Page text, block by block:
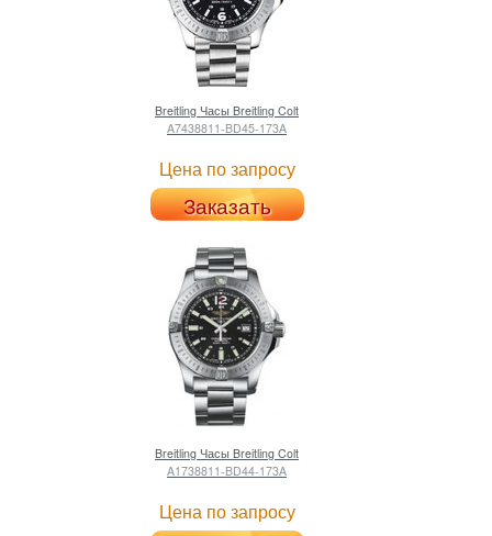
Breitling Часы Breitling Colt
A7438811-BD45-173A
Цена по запросу
Заказать
Breitling Часы Breitling Colt
A1738811-BD44-173A
Цена по запросу